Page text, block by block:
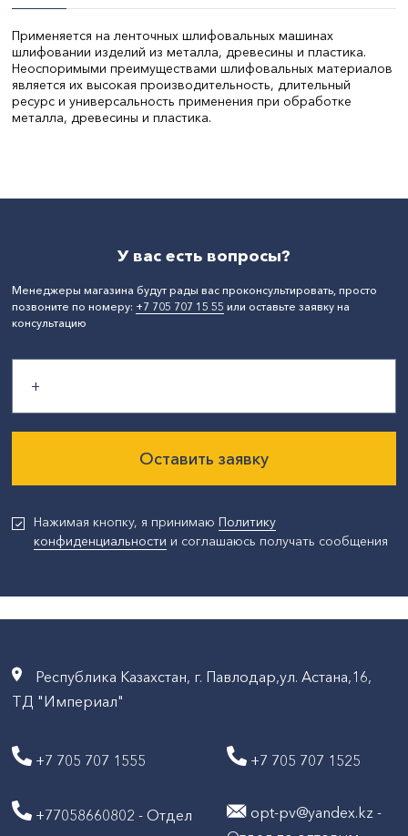
Применяется на ленточных шлифовальных машинах
шлифовании изделий из металла, древесины и пластика.
Неоспоримыми преимуществами шлифовальных материалов
является их высокая производительность, длительный
ресурс и универсальность применения при обработке
металла, древесины и пластика.
У вас есть вопросы?
Менеджеры магазина будут рады вас проконсультировать, просто
позвоните по номеру: +7 705 707 15 55 или оставьте заявку на
консультацию
Оставить заявку
Нажимая кнопку, я принимаю Политику
конфиденциальности и соглашаюсь получать сообщения
Республика Казахстан, г. Павлодар,ул. Астана,16,
ТД "Империал"
+7 705 707 1555 +7 705 707 1525
+77058660802 - Отдел
opt-pv@yandex.kz -